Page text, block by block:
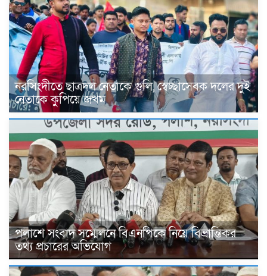
নরসিংদীতে ছাত্রদল নেতাকে গুলি, স্বেচ্ছাসেবক দলের দুই
নেতাকে কুপিয়ে জখম
পলাশে সংবাদ সম্মেলনে বিএনপিকে নিয়ে বিভ্রান্তিকর
তথ্য প্রচারের অভিযোগ